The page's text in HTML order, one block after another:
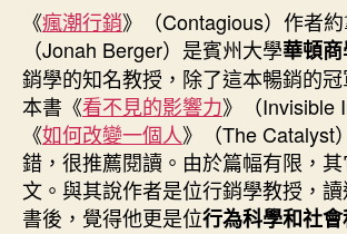
者
佈
日
期
《瘋潮行銷》（Contagious）作者
（Jonah Berger）是賓州大學華頓
銷學的知名教授，除了這本暢銷的
本書《看不見的影響力》（Invisible
《如何改變一個人》（The Catalyst
錯，很推薦閱讀。由於篇幅有限，
文。與其說作者是位行銷學教授，
書後，覺得他更是位行為科學和社